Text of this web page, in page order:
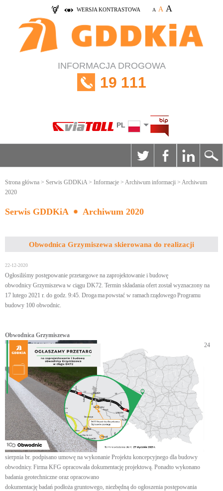
WERSJA KONTRASTOWA A A A
INFORMACJA DROGOWA
19 111
PL
Strona główna > Serwis GDDKiA> Informacje > Archiwum informacji > Archiwum
2020
Serwis GDDKiA Archiwum 2020
Obwodnica Grzymiszewa skierowana do realizacji
22-12-2020
Ogłosiliśmy postępowanie przetargowe na zaprojektowanie i budowę
obwodnicy Grzymiszewa w ciągu DK72. Termin składania ofert został wyznaczony na
17 lutego 2021 r. do godz. 9:45. Droga ma powstać w ramach rządowego Programu
budowy 100 obwodnic.
Obwodnica Grzymiszewa
24
sierpnia br. podpisano umowę na wykonanie Projektu koncepcyjnego dla budowy
obwodnicy. Firma KFG opracowała dokumentację projektową. Ponadto wykonano
badania geotechniczne oraz opracowano
dokumentację badań podłoża gruntowego, niezbędną do ogłoszenia postępowania